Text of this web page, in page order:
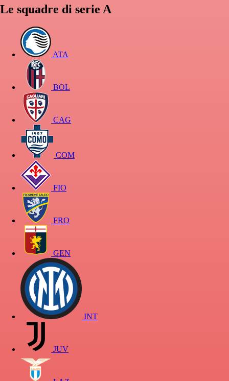
Le squadre di serie A
ATA
BOL
CAG
COM
FIO
FRO
GEN
INT
JUV